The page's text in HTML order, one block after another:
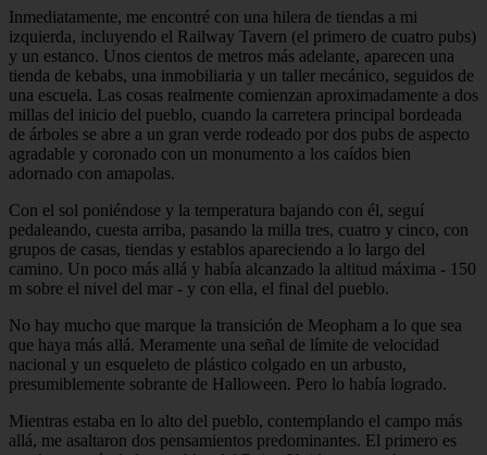
Inmediatamente, me encontré con una hilera de tiendas a mi
izquierda, incluyendo el Railway Tavern (el primero de cuatro pubs)
y un estanco. Unos cientos de metros más adelante, aparecen una
tienda de kebabs, una inmobiliaria y un taller mecánico, seguidos de
una escuela. Las cosas realmente comienzan aproximadamente a dos
millas del inicio del pueblo, cuando la carretera principal bordeada
de árboles se abre a un gran verde rodeado por dos pubs de aspecto
agradable y coronado con un monumento a los caídos bien
adornado con amapolas.
Con el sol poniéndose y la temperatura bajando con él, seguí
pedaleando, cuesta arriba, pasando la milla tres, cuatro y cinco, con
grupos de casas, tiendas y establos apareciendo a lo largo del
camino. Un poco más allá y había alcanzado la altitud máxima - 150
m sobre el nivel del mar - y con ella, el final del pueblo.
No hay mucho que marque la transición de Meopham a lo que sea
que haya más allá. Meramente una señal de límite de velocidad
nacional y un esqueleto de plástico colgado en un arbusto,
presumiblemente sobrante de Halloween. Pero lo había logrado.
Mientras estaba en lo alto del pueblo, contemplando el campo más
allá, me asaltaron dos pensamientos predominantes. El primero es